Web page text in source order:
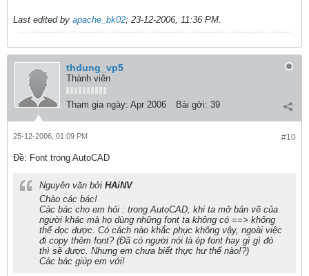
Last edited by apache_bk02; 23-12-2006, 11:36 PM.
thdung_vp5
Thành viên
Tham gia ngày: Apr 2006 Bài gởi: 39
#10
25-12-2006, 01:09 PM
Ðề: Font trong AutoCAD
Nguyên văn bởi HAiNV
Chào các bác!
Các bác cho em hỏi : trong AutoCAD, khi ta mở bản vẽ của
người khác mà họ dùng những font ta không có ==> không
thể đọc được. Có cách nào khắc phục không vậy, ngoài việc
đi copy thêm font? (Đã có người nói là ép font hay gì gì đó
thì sẽ được. Nhưng em chưa biết thực hư thế nào!?)
Các bác giúp em với!